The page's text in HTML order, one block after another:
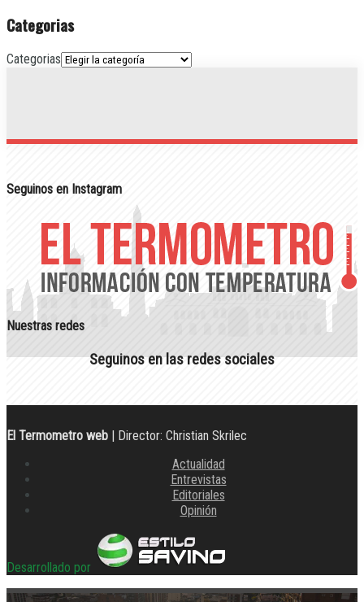
Categorias
Categorias
Seguinos en Instagram
Nuestras redes
Seguinos en las redes sociales
El Termometro web | Director: Christian Skrilec
Actualidad
Entrevistas
Editoriales
Opinión
Desarrollado por